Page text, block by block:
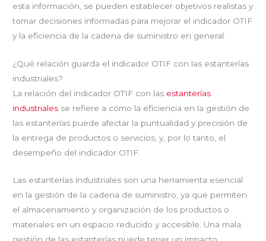
esta información, se pueden establecer objetivos realistas y
tomar decisiones informadas para mejorar el indicador OTIF
y la eficiencia de la cadena de suministro en general.
¿Qué relación guarda el indicador OTIF con las estanterías
industriales?
La relación del indicador OTIF con las estanterías
industriales se refiere a cómo la eficiencia en la gestión de
las estanterías puede afectar la puntualidad y precisión de
la entrega de productos o servicios, y, por lo tanto, el
desempeño del indicador OTIF.
Las estanterías industriales son una herramienta esencial
en la gestión de la cadena de suministro, ya que permiten
el almacenamiento y organización de los productos o
materiales en un espacio reducido y accesible. Una mala